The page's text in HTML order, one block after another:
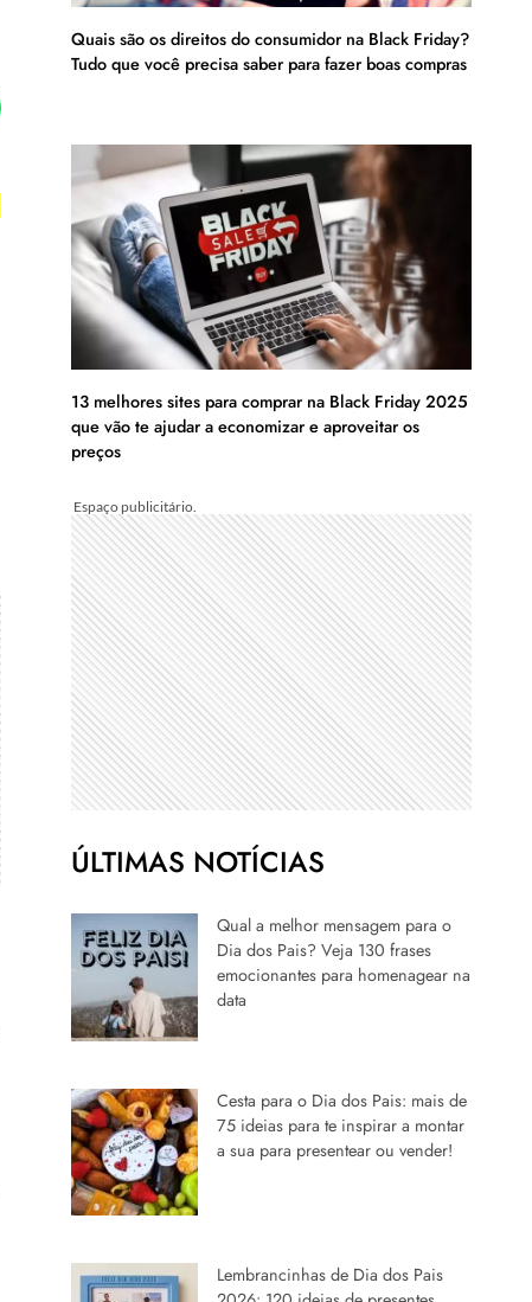
Quais são os direitos do consumidor na Black Friday?
Tudo que você precisa saber para fazer boas compras
13 melhores sites para comprar na Black Friday 2025
que vão te ajudar a economizar e aproveitar os
preços
ÚLTIMAS NOTÍCIAS
Qual a melhor mensagem para o
Dia dos Pais? Veja 130 frases
emocionantes para homenagear na
data
Cesta para o Dia dos Pais: mais de
75 ideias para te inspirar a montar
a sua para presentear ou vender!
Lembrancinhas de Dia dos Pais